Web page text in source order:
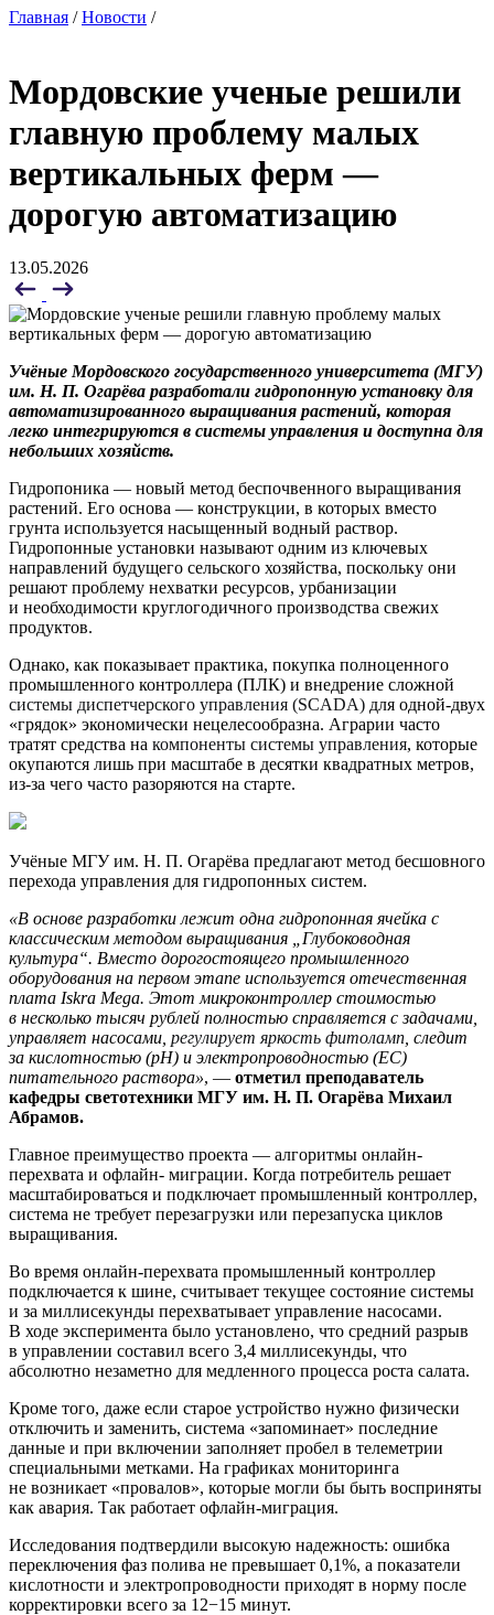
Главная /Новости /
Мордовские ученые решили
главную проблему малых
вертикальных ферм —
дорогую автоматизацию
13.05.2026
Учёные Мордовского государственного университета (МГУ)
им. Н. П. Огарёва разработали гидропонную установку для
автоматизированного выращивания растений, которая
легко интегрируются в системы управления и доступна для
небольших хозяйств.
Гидропоника — новый метод беспочвенного выращивания
растений. Его основа — конструкции, в которых вместо
грунта используется насыщенный водный раствор.
Гидропонные установки называют одним из ключевых
направлений будущего сельского хозяйства, поскольку они
решают проблему нехватки ресурсов, урбанизации
и необходимости круглогодичного производства свежих
продуктов.
Однако, как показывает практика, покупка полноценного
промышленного контроллера (ПЛК) и внедрение сложной
системы диспетчерского управления (SCADA) для одной-двух
«грядок» экономически нецелесообразна. Аграрии часто
тратят средства на компоненты системы управления, которые
окупаются лишь при масштабе в десятки квадратных метров,
из-за чего часто разоряются на старте.
Учёные МГУ им. Н. П. Огарёва предлагают метод бесшовного
перехода управления для гидропонных систем.
«В основе разработки лежит одна гидропонная ячейка с
классическим методом выращивания „Глубоководная
культура“. Вместо дорогостоящего промышленного
оборудования на первом этапе используется отечественная
плата Iskra Mega. Этот микроконтроллер стоимостью
в несколько тысяч рублей полностью справляется с задачами,
управляет насосами, регулирует яркость фитоламп , следит
за кислотностью (pH) и электропроводностью (EC)
питательного раствора», — отметил преподаватель
кафедры светотехники МГУ им. Н. П. Огарёва Михаил
Абрамов.
Главное преимущество проекта — алгоритмы онлайн-
перехвата и офлайн- миграции. Когда потребитель решает
масштабироваться и подключает промышленный контроллер,
система не требует перезагрузки или перезапуска циклов
выращивания.
Во время онлайн-перехвата промышленный контроллер
подключается к шине, считывает текущее состояние системы
и за миллисекунды перехватывает управление насосами.
В ходе эксперимента было установлено, что средний разрыв
в управлении составил всего 3,4 миллисекунды, что
абсолютно незаметно для медленного процесса роста салата.
Кроме того, даже если старое устройство нужно физически
отключить и заменить, система «запоминает» последние
данные и при включении заполняет пробел в телеметрии
специальными метками. На графиках мониторинга
не возникает «провалов», которые могли бы быть восприняты
как авария. Так работает офлайн-миграция.
Исследования подтвердили высокую надежность: ошибка
переключения фаз полива не превышает 0,1%, а показатели
кислотности и электропроводности приходят в норму после
корректировки всего за 12−15 минут.